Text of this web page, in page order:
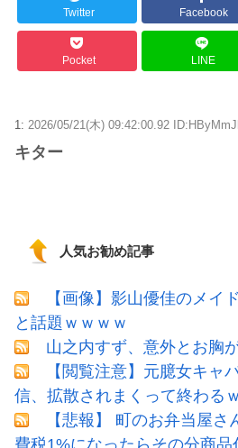
Twitter Facebook
Pocket LINE
1: 2026/05/21(木) 09:42:00.92
キター
人気お勧め記事
【画像】影山優佳のメイ
と話題ｗｗｗｗ
山之内すず、意外とお胸
【閲覧注意】元臆女キャ
信、拡散されまくって終わる
【悲報】 町のお弁当屋
費税1%になったらその分商品